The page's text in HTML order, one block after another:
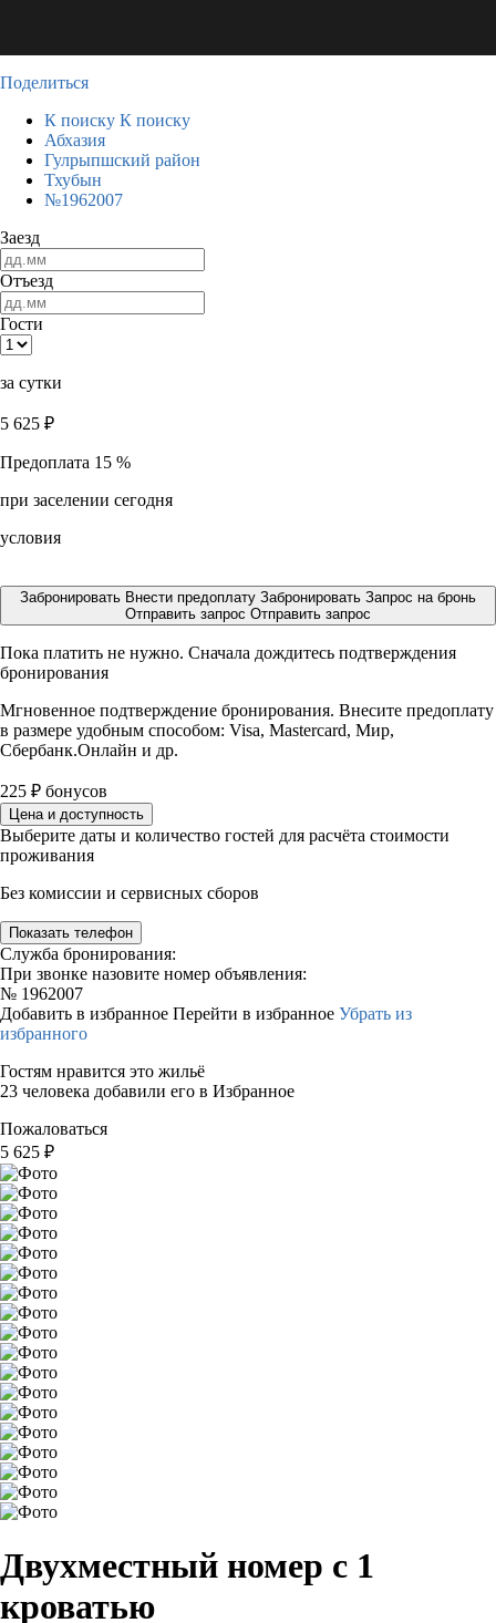
Поделиться
К поиску К поиску
Абхазия
Гулрыпшский район
Тхубын
№1962007
Заезд
Отъезд
Гости
за сутки
5 625 ₽
Предоплата 15 %
при заселении сегодня
условия
Забронировать Внести предоплату Забронировать Запрос на бронь
Отправить запрос Отправить запрос
Пока платить не нужно. Сначала дождитесь подтверждения
бронирования
Мгновенное подтверждение бронирования. Внесите предоплату
в размере удобным способом: Visa, Mastercard, Мир,
Сбербанк.Онлайн и др.
225 ₽ бонусов
Цена и доступность
Выберите даты и количество гостей для расчёта стоимости
проживания
Без комиссии и сервисных сборов
Показать телефон
Служба бронирования:
При звонке назовите номер объявления:
№ 1962007
Добавить в избранное Перейти в избранное Убрать из
избранного
Гостям нравится это жильё
23 человека добавили его в Избранное
Пожаловаться
5 625 ₽
Двухместный номер с 1
кроватью